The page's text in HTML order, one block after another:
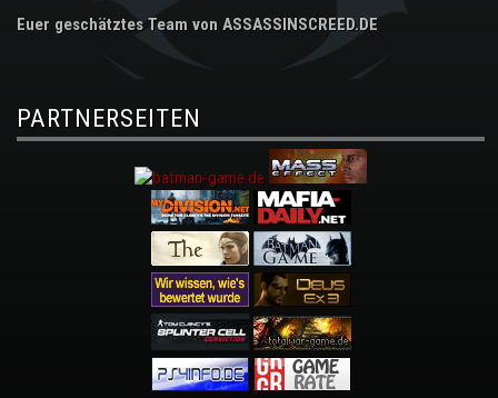
Euer geschätztes Team von ASSASSINSCREED.DE
PARTNERSEITEN